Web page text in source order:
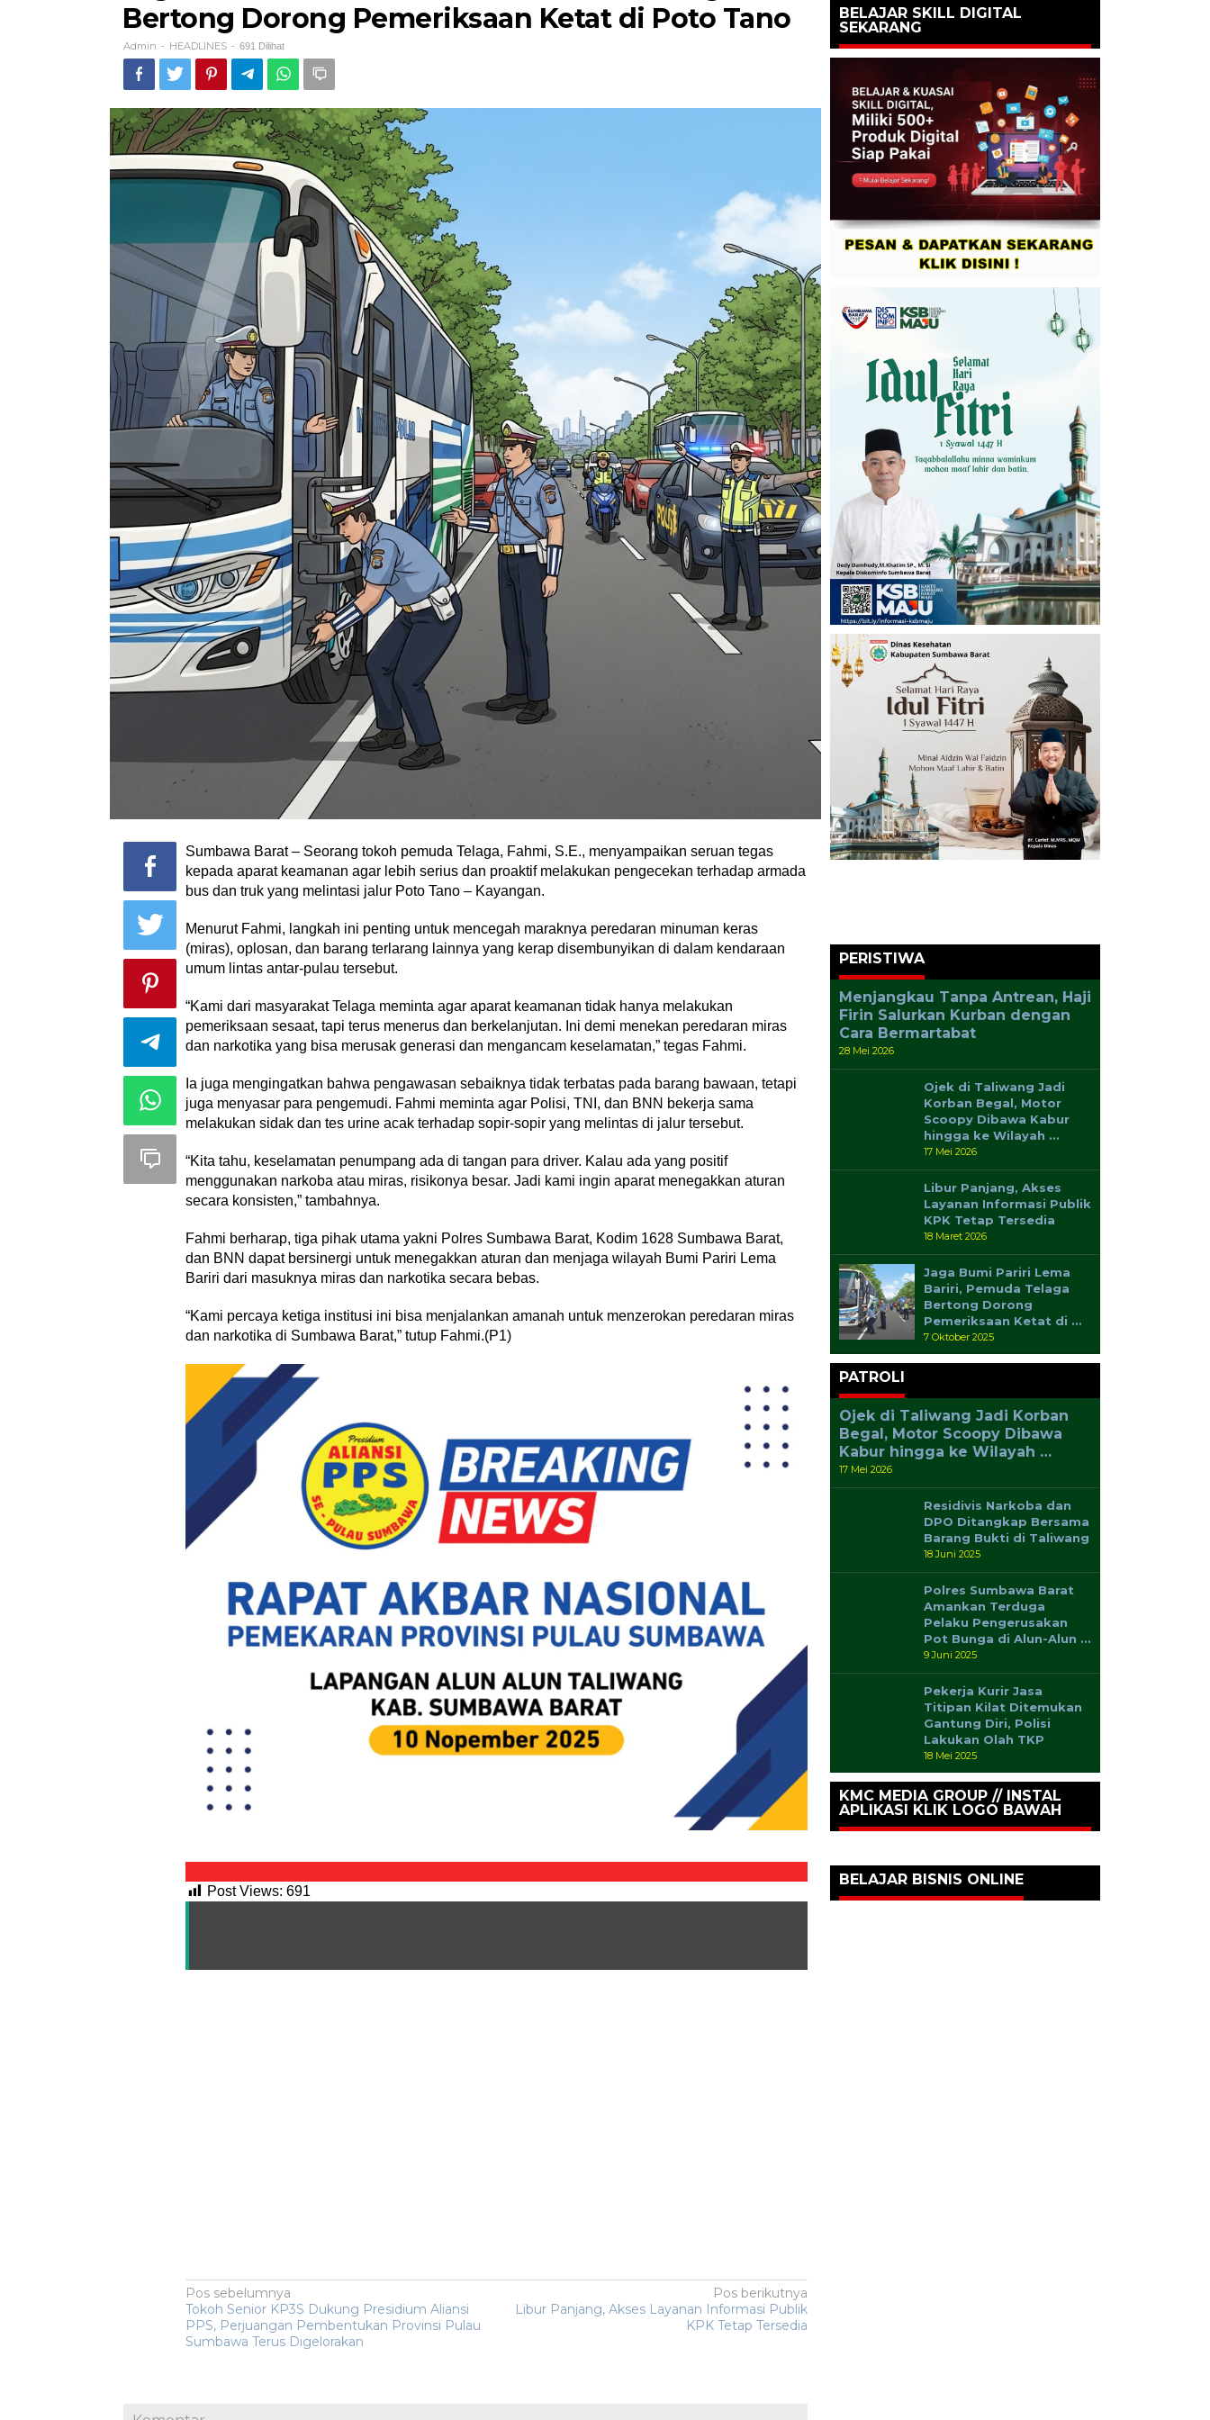
Bertong Dorong Pemeriksaan Ketat di Poto Tano
Admin - HEADLINES - 691 Dilihat
Sumbawa Barat – Seorang tokoh pemuda Telaga, Fahmi, S.E., menyampaikan seruan tegas
kepada aparat keamanan agar lebih serius dan proaktif melakukan pengecekan terhadap armada
bus dan truk yang melintasi jalur Poto Tano – Kayangan.
Menurut Fahmi, langkah ini penting untuk mencegah maraknya peredaran minuman keras
(miras), oplosan, dan barang terlarang lainnya yang kerap disembunyikan di dalam kendaraan
umum lintas antar-pulau tersebut.
“Kami dari masyarakat Telaga meminta agar aparat keamanan tidak hanya melakukan
pemeriksaan sesaat, tapi terus menerus dan berkelanjutan. Ini demi menekan peredaran miras
dan narkotika yang bisa merusak generasi dan mengancam keselamatan,” tegas Fahmi.
Ia juga mengingatkan bahwa pengawasan sebaiknya tidak terbatas pada barang bawaan, tetapi
juga menyasar para pengemudi. Fahmi meminta agar Polisi, TNI, dan BNN bekerja sama
melakukan sidak dan tes urine acak terhadap sopir-sopir yang melintas di jalur tersebut.
“Kita tahu, keselamatan penumpang ada di tangan para driver. Kalau ada yang positif
menggunakan narkoba atau miras, risikonya besar. Jadi kami ingin aparat menegakkan aturan
secara konsisten,” tambahnya.
Fahmi berharap, tiga pihak utama yakni Polres Sumbawa Barat, Kodim 1628 Sumbawa Barat,
dan BNN dapat bersinergi untuk menegakkan aturan dan menjaga wilayah Bumi Pariri Lema
Bariri dari masuknya miras dan narkotika secara bebas.
“Kami percaya ketiga institusi ini bisa menjalankan amanah untuk menzerokan peredaran miras
dan narkotika di Sumbawa Barat,” tutup Fahmi.(P1)
Post Views: 691
Navigasi
pos
Pos sebelumnya
Tokoh Senior KP3S Dukung Presidium Aliansi
PPS, Perjuangan Pembentukan Provinsi Pulau
Sumbawa Terus Digelorakan
Pos berikutnya
Libur Panjang, Akses Layanan Informasi Publik
KPK Tetap Tersedia
BELAJAR SKILL DIGITAL
SEKARANG
PERISTIWA
Menjangkau Tanpa Antrean, Haji
Firin Salurkan Kurban dengan
Cara Bermartabat
28 Mei 2026
Ojek di Taliwang Jadi
Korban Begal, Motor
Scoopy Dibawa Kabur
hingga ke Wilayah …
17 Mei 2026
Libur Panjang, Akses
Layanan Informasi Publik
KPK Tetap Tersedia
18 Maret 2026
Jaga Bumi Pariri Lema
Bariri, Pemuda Telaga
Bertong Dorong
Pemeriksaan Ketat di …
7 Oktober 2025
PATROLI
Ojek di Taliwang Jadi Korban
Begal, Motor Scoopy Dibawa
Kabur hingga ke Wilayah …
17 Mei 2026
Residivis Narkoba dan
DPO Ditangkap Bersama
Barang Bukti di Taliwang
18 Juni 2025
Polres Sumbawa Barat
Amankan Terduga
Pelaku Pengerusakan
Pot Bunga di Alun-Alun …
9 Juni 2025
Pekerja Kurir Jasa
Titipan Kilat Ditemukan
Gantung Diri, Polisi
Lakukan Olah TKP
18 Mei 2025
KMC MEDIA GROUP // INSTAL
APLIKASI KLIK LOGO BAWAH
BELAJAR BISNIS ONLINE